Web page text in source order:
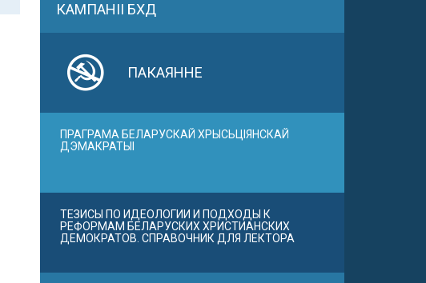
КАМПАНІІ БХД
ПАКАЯННЕ
ПРАГРАМА БЕЛАРУСКАЙ ХРЫСЬЦІЯНСКАЙ
ДЭМАКРАТЫІ
ТЕЗИСЫ ПО ИДЕОЛОГИИ И ПОДХОДЫ К
РЕФОРМАМ БЕЛАРУСКИХ ХРИСТИАНСКИХ
ДЕМОКРАТОВ. СПРАВОЧНИК ДЛЯ ЛЕКТОРА